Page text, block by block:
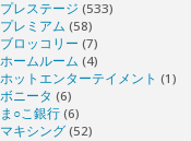
プレステージ (533)
プレミアム (58)
ブロッコリー (7)
ホームルーム (4)
ホットエンターテイメント (1)
ボニータ (6)
ま○こ銀行 (6)
マキシング (52)